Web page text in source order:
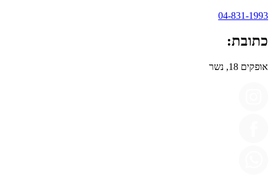
04-831-1993
כתובת:
אופקים 18, נשר